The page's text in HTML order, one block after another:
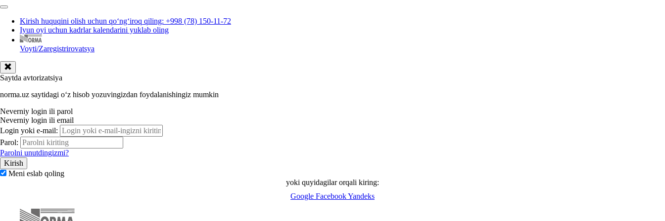
Kirish huquqini olish uchun qoʻngʻiroq qiling: +998 (78) 150-11-72
Iyun oyi uchun kadrlar kalendarini yuklab oling
Voyti/Zaregistrirovatsya
Saytda avtorizatsiya
norma.uz saytidagi oʻz hisob yozuvingizdan foydalanishingiz mumkin
Neverniy login ili parol
Neverniy login ili email
Login yoki e-mail:
Parol:
Parolni unutdingizmi?
Meni eslab qoling
yoki quyidagilar orqali kiring:
Google FacebookYandeks